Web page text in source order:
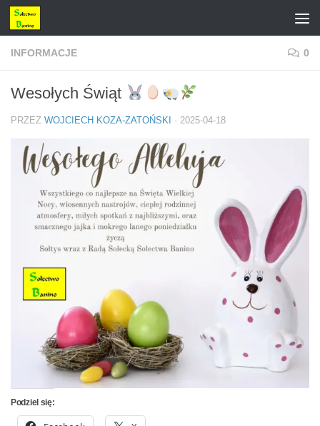
Przejdź do treści
INFORMACJE 0
Wesołych Świąt
PRZEZ WOJCIECH KOZA-ZATOŃSKI · 2025-04-18
Podziel się: